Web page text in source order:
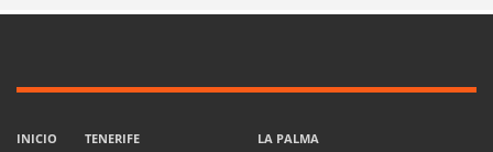
INICIO
TENERIFE
LA PALMA